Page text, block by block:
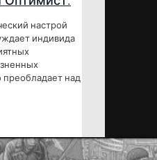
настрой
индивида
преобладает над